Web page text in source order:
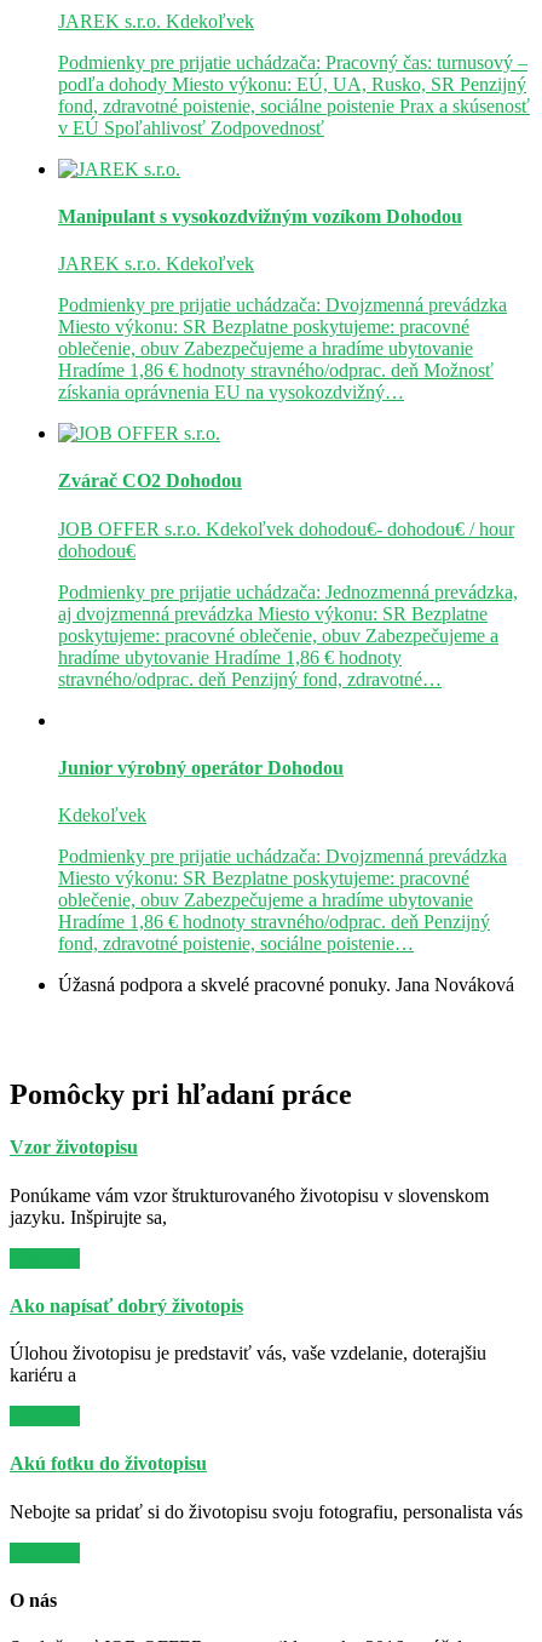
JAREK s.r.o. Kdekoľvek
Podmienky pre prijatie uchádzača: Pracovný čas: turnusový –
podľa dohody Miesto výkonu: EÚ, UA, Rusko, SR Penzijný
fond, zdravotné poistenie, sociálne poistenie Prax a skúsenosť
v EÚ Spoľahlivosť Zodpovednosť
Manipulant s vysokozdvižným vozíkom Dohodou
JAREK s.r.o. Kdekoľvek
Podmienky pre prijatie uchádzača: Dvojzmenná prevádzka
Miesto výkonu: SR Bezplatne poskytujeme: pracovné
oblečenie, obuv Zabezpečujeme a hradíme ubytovanie
Hradíme 1,86 € hodnoty stravného/odprac. deň Možnosť
získania oprávnenia EU na vysokozdvižný…
Zvárač CO2 Dohodou
JOB OFFER s.r.o. Kdekoľvek dohodou€- dohodou€ / hour
dohodou€
Podmienky pre prijatie uchádzača: Jednozmenná prevádzka,
aj dvojzmenná prevádzka Miesto výkonu: SR Bezplatne
poskytujeme: pracovné oblečenie, obuv Zabezpečujeme a
hradíme ubytovanie Hradíme 1,86 € hodnoty
stravného/odprac. deň Penzijný fond, zdravotné…
Junior výrobný operátor Dohodou
Kdekoľvek
Podmienky pre prijatie uchádzača: Dvojzmenná prevádzka
Miesto výkonu: SR Bezplatne poskytujeme: pracovné
oblečenie, obuv Zabezpečujeme a hradíme ubytovanie
Hradíme 1,86 € hodnoty stravného/odprac. deň Penzijný
fond, zdravotné poistenie, sociálne poistenie…
Úžasná podpora a skvelé pracovné ponuky. Jana Nováková
Pomôcky pri hľadaní práce
Vzor životopisu
Ponúkame vám vzor štrukturovaného životopisu v slovenskom
jazyku. Inšpirujte sa,
Ako napísať dobrý životopis
Úlohou životopisu je predstaviť vás, vaše vzdelanie, doterajšiu
kariéru a
Akú fotku do životopisu
Nebojte sa pridať si do životopisu svoju fotografiu, personalista vás
O nás